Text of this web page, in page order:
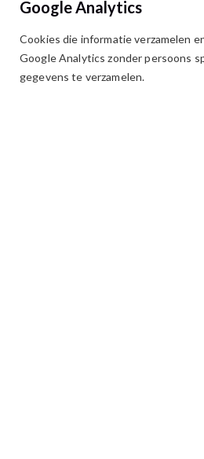
Google Analytics
Cookies die informatie verzamelen
Google Analytics zonder persoons
gegevens te verzamelen.